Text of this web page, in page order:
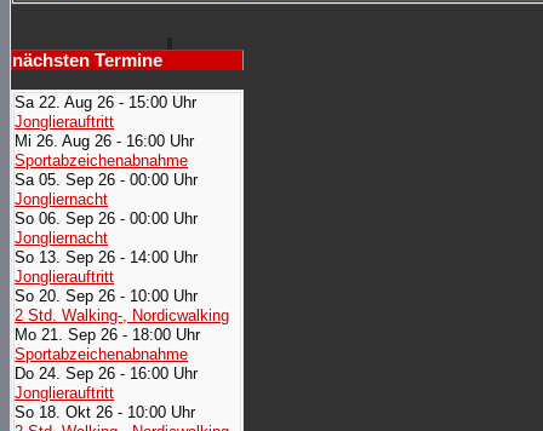
nächsten Termine
Sa 22. Aug 26 - 15:00 Uhr
Jonglierauftritt
Mi 26. Aug 26 - 16:00 Uhr
Sportabzeichenabnahme
Sa 05. Sep 26 - 00:00 Uhr
Jongliernacht
So 06. Sep 26 - 00:00 Uhr
Jongliernacht
So 13. Sep 26 - 14:00 Uhr
Jonglierauftritt
So 20. Sep 26 - 10:00 Uhr
2 Std. Walking-, Nordicwalking
Mo 21. Sep 26 - 18:00 Uhr
Sportabzeichenabnahme
Do 24. Sep 26 - 16:00 Uhr
Jonglierauftritt
So 18. Okt 26 - 10:00 Uhr